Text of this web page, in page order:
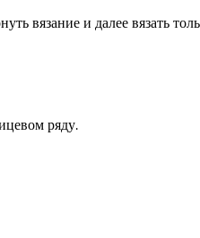
вязание и далее вязать
ряду.